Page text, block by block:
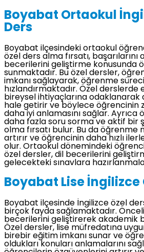
Boyabat Ortaokul
Ders
Boyabat ilçesindeki ortaokul
özel ders alma fırsatı, başarılarını
becerilerini geliştirme konusunda
sunmaktadır. Bu özel dersler,
imkanı sağlayarak, öğrenme
hızlandırmaktadır. Özel
bireysel ihtiyaçlarına odaklanarak
hale getirir ve böylece öğrencinin
daha iyi anlamasını sağlar.
daha fazla soru sorma ve aktif bir
olma fırsatı bulur. Bu da öğrenme
artırır ve öğrencinin daha hızlı
olur. Ortaokul dönemindeki
özel dersler, dil becerilerini
gelecekteki sınavlara
Boyabat Lise İngilizce
Boyabat ilçesinde İngilizce özel
birçok fayda sağlamaktadır.
becerilerini geliştirerek akademik
Özel dersler, lise müfredatına
birebir eğitim imkanı sunar ve
oldukları konuları anlamalarını